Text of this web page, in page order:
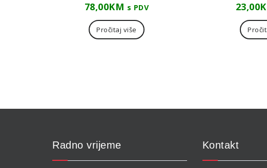
78,00KM s PDV
Pročitaj više
23,00
Radno vrijeme Kontakt